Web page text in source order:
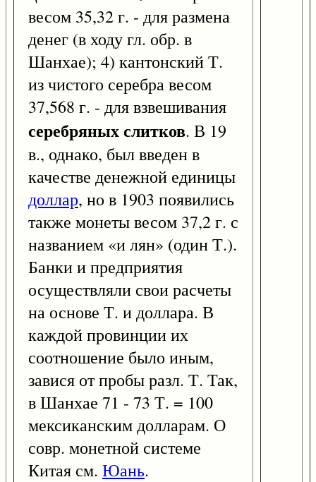
весом 35,32 г. - для размена
денег (в ходу гл. обр. в
Шанхае); 4) кантонский Т.
из чистого серебра весом
37,568 г. - для взвешивания
серебряных слитков. В 19
в., однако, был введен в
качестве денежной единицы
доллар, но в 1903 появились
также монеты весом 37,2 г. с
названием «и лян» (один Т.).
Банки и предприятия
осуществляли свои расчеты
на основе Т. и доллара. В
каждой провинции их
соотношение было иным,
завися от пробы разл. Т. Так,
в Шанхае 71 - 73 Т. = 100
мексиканским долларам. О
совр. монетной системе
Китая см. Юань.